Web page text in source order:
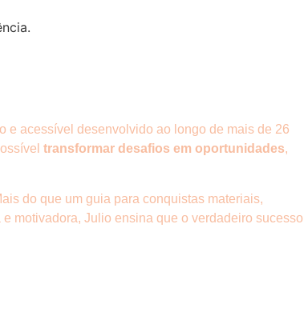
e acessível desenvolvido ao longo de mais de 26
transformar desafios em oportunidades,
do que um guia para conquistas materiais,
motivadora, Julio ensina que o verdadeiro sucesso